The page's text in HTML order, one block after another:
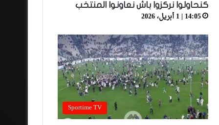
كنحاولوا نركزوا باش نعاونوا المنتخب
14:05 | 1 أبريل، 2026
Sportime TV